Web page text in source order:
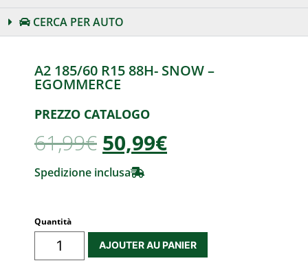
CERCA PER AUTO
A2 185/60 R15 88H- SNOW –
EGOMMERCE
PREZZO CATALOGO
61,99€ 50,99€
Spedizione inclusa
Quantità
AJOUTER AU PANIER